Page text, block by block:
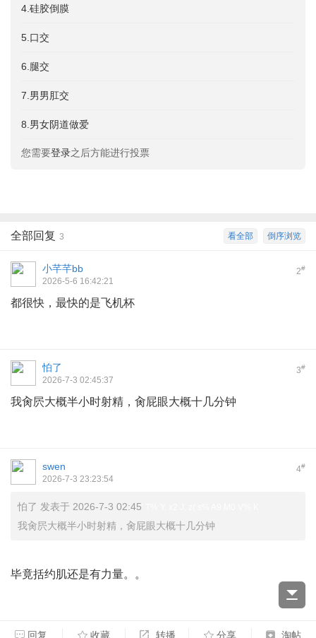
4.硅胶倒膜
5.口交
6.腿交
7.男男肛交
8.男女阴道做爱
您需要登录之后方能进行投票
倒序浏览
看全部
全部回复 3
2#
小芊芊bb
2026-5-6 16:42:21
都很快，最快的是飞机杯
3#
怕了
2026-7-3 02:45:37
我肏屄大概半小时射精，肏屁眼大概十几分钟
4#
swen
2026-7-3 23:23:54
怕了 发表于 2026-7-3 02:45
我肏屄大概半小时射精，肏屁眼大概十几分钟
毕竟括约肌还是有力量。。
回复 收藏 转播 分享 淘帖